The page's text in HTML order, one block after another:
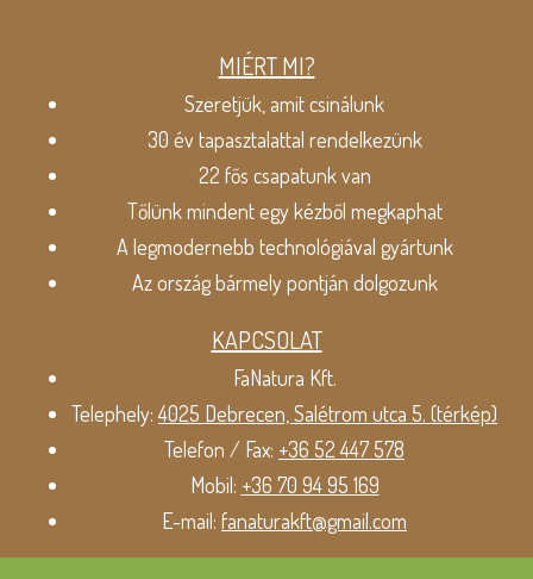
MIÉRT MI?
Szeretjük, amit csinálunk
30 év tapasztalattal rendelkezünk
22 fős csapatunk van
Tőlünk mindent egy kézből megkaphat
A legmodernebb technológiával gyártunk
Az ország bármely pontján dolgozunk
KAPCSOLAT
FaNatura Kft.
Telephely:4025 Debrecen, Salétrom utca 5. (térkép)
Telefon / Fax: +36 52 447 578
Mobil: +36 70 94 95 169
E-mail: fanaturakft@gmail.com